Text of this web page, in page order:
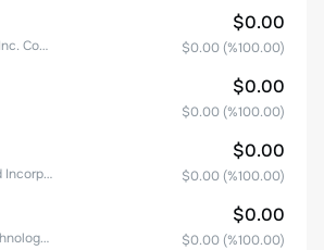
Broadcom Inc. Common Stock
$0.00
$0.00 (%100.00)
$0.00
$0.00 (%100.00)
Mastercard Incorporated
$0.00
$0.00 (%100.00)
Micron Technology, Inc.
$0.00
$0.00 (%100.00)